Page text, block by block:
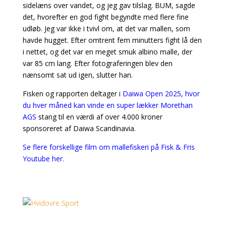
sidelæns over vandet, og jeg gav tilslag. BUM, sagde
det, hvorefter en god fight begyndte med flere fine
udløb. Jeg var ikke i tvivl om, at det var mallen, som
havde hugget. Efter omtrent fem minutters fight lå den
i nettet, og det var en meget smuk albino malle, der
var 85 cm lang. Efter fotograferingen blev den
nænsomt sat ud igen, slutter han.
Fisken og rapporten deltager i Daiwa Open 2025, hvor
du hver måned kan vinde en super lækker Morethan
AGS stang til en værdi af over 4.000 kroner
sponsoreret af Daiwa Scandinavia.
Se flere forskellige film om mallefiskeri på Fisk & Fris
Youtube her.